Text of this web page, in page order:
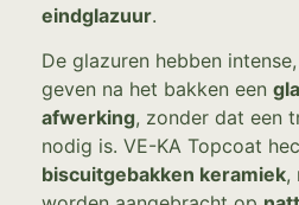
eindglazuur.
De glazuren hebben
geven na het bakken een
afwerking, zonder dat een
nodig is. VE-KA Topcoat
biscuitgebakken keramiek,